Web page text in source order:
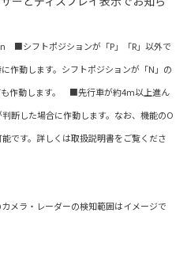
シフトポジションが「P」「R」以外で
作動します。シフトポジションが「N」の
も作動します。 ■先行車が約4m以上進ん
断した場合に作動します。なお、機能のO
です。詳しくは取扱説明書をご覧くださ
ラ・レーダーの検知範囲はイメージで